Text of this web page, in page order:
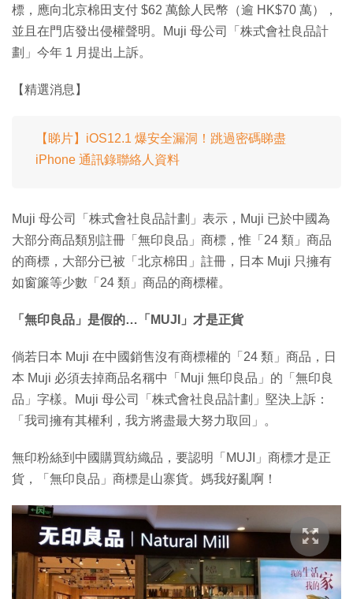
標，應向北京棉田支付 $62 萬餘人民幣（逾 HK$70 萬），
並且在門店發出侵權聲明。Muji 母公司「株式會社良品計
劃」今年 1 月提出上訴。
【精選消息】
【睇片】iOS12.1 爆安全漏洞！跳過密碼睇盡
iPhone 通訊錄聯絡人資料
Muji 母公司「株式會社良品計劃」表示，Muji 已於中國為
大部分商品類別註冊「無印良品」商標，惟「24 類」商品
的商標，大部分已被「北京棉田」註冊，日本 Muji 只擁有
如窗簾等少數「24 類」商品的商標權。
「無印良品」是假的…「MUJI」才是正貨
倘若日本 Muji 在中國銷售沒有商標權的「24 類」商品，日
本 Muji 必須去掉商品名稱中「Muji 無印良品」的「無印良
品」字樣。Muji 母公司「株式會社良品計劃」堅決上訴：
「我司擁有其權利，我方將盡最大努力取回」。
無印粉絲到中國購買紡織品，要認明「MUJI」商標才是正
貨，「無印良品」商標是山寨貨。媽我好亂啊！